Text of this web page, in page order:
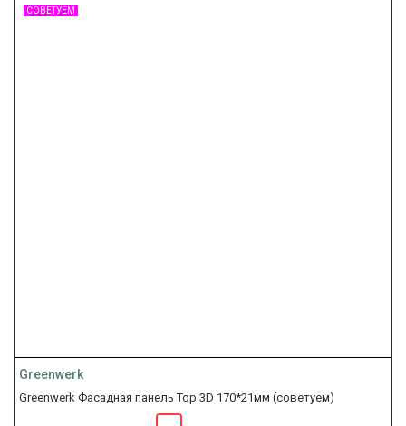
СОВЕТУЕМ
Greenwerk
Greenwerk Фасадная панель Top 3D 170*21мм (советуем)